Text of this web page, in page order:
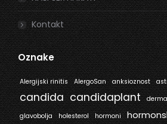
Kontakt
Oznake
Alergijski rinitis AlergoSan anksioznost
candida candidaplant
glavobolja
holesterol hormoni